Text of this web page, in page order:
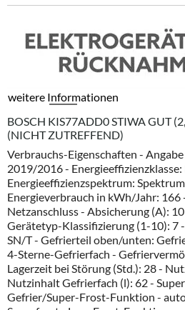
weitere Informationen
BOSCH KIS77ADD0 STIWA GUT
(NICHT ZUTREFFEND)
Verbrauchs-Eigenschaften -
2019/2016 -
Energieeffizienzspektrum:
Energieverbrauch in kWh/Jahr:
Netzanschluss - Absicherung (A):
Gerätetyp-Klassifizierung (1-10): 7
SN/T - Gefrierteil oben/unten:
4-Sterne-Gefrierfach -
Lagerzeit bei Störung (Std.): 28 -
Nutzinhalt Gefrierfach (l): 62 -
Gefrier/Super-Frost-Funktion -